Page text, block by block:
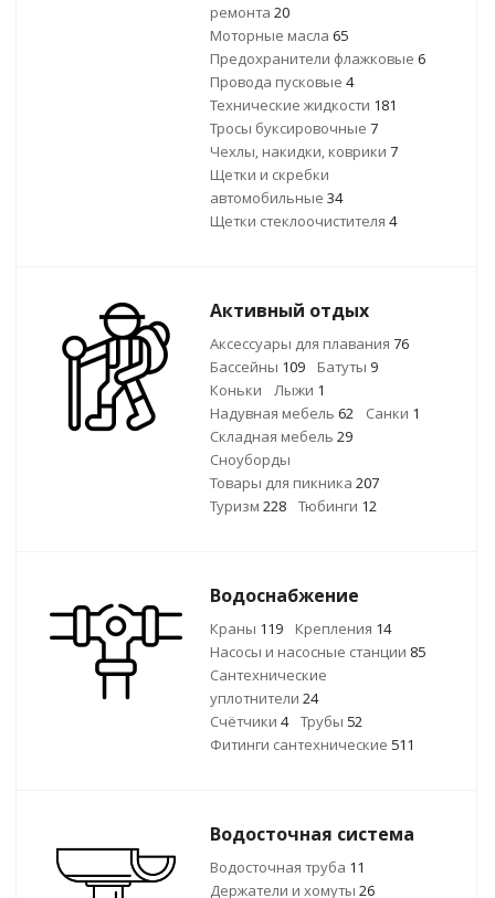
ремонта 20
Моторные масла 65
Предохранители флажковые 6
Провода пусковые 4
Технические жидкости 181
Тросы буксировочные 7
Чехлы, накидки, коврики 7
Щетки и скребки
автомобильные 34
Щетки стеклоочистителя 4
Активный отдых
Аксессуары для плавания 76
Бассейны 109 Батуты 9
Коньки
Лыжи 1
Надувная мебель 62 Санки 1
Складная мебель 29
Сноуборды
Товары для пикника 207
Туризм 228 Тюбинги 12
Водоснабжение
Краны 119 Крепления 14
Насосы и насосные станции 85
Сантехнические
уплотнители 24
Счётчики 4 Трубы 52
Фитинги сантехнические 511
Водосточная система
Водосточная труба 11
Держатели и хомуты 26